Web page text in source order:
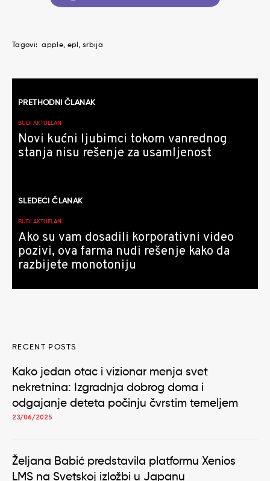
Tagovi: apple epl srbija
članaka
PRETHODNI ČLANAK
BUDI AKTUELAN
Novi kućni ljubimci tokom vanrednog
stanja nisu rešenje za usamljenost
SLEDEĆI ČLANAK
BUDI AKTUELAN
Ako su vam dosadili korporativni video
pozivi, ova farma nudi rešenje kako da
razbijete monotoniju
RECENT POSTS
Kako jedan otac i vizionar menja svet
nekretnina: Izgradnja dobrog doma i
odgajanje deteta počinju čvrstim temeljem
23/06/2025
Željana Babić predstavila platformu Xenios
LMS na Svetskoj izložbi u Japanu